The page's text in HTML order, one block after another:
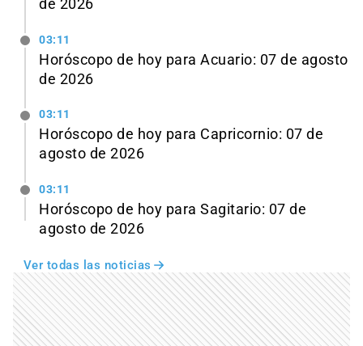
de 2026
03:11
Horóscopo de hoy para Acuario: 07 de agosto
de 2026
03:11
Horóscopo de hoy para Capricornio: 07 de
agosto de 2026
03:11
Horóscopo de hoy para Sagitario: 07 de
agosto de 2026
Ver todas las noticias